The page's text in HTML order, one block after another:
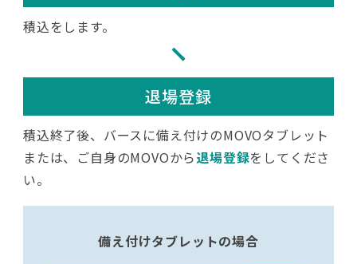
積込をします。
退場登録
積込終了後、バースに備え付けのMOVOタブレット
または、ご自身のMOVOから退場登録をしてくださ
い。
備え付けタブレットの場合